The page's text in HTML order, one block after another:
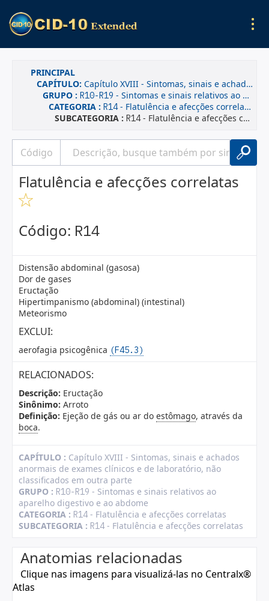
PRINCIPAL
CAPÍTULO: Capítulo XVIII - Sintomas, sinais e achados anormais de exames clínicos e de laboratório, não classificados em outra parte
GRUPO : R10-R19 - Sintomas e sinais relativos ao aparelho digestivo e ao abdome
CATEGORIA : R14- Flatulência e afecções correlatas
SUBCATEGORIA : R14- Flatulência e afecções correlatas
Flatulência e afecções correlatas
Código: R14
Distensão abdominal (gasosa)
Dor de gases
Eructação
Hipertimpanismo (abdominal) (intestinal)
Meteorismo
EXCLUI:
aerofagia psicogênica (F45.3)
RELACIONADOS:
Descrição: Eructação
Sinônimo: Arroto
Definição: Ejeção de gás ou ar do estômago, através da
boca.
CAPÍTULO : Capítulo XVIII - Sintomas, sinais e achados
anormais de exames clínicos e de laboratório, não
classificados em outra parte
GRUPO : R10-R19 - Sintomas e sinais relativos ao
aparelho digestivo e ao abdome
CATEGORIA : R14- Flatulência e afecções correlatas
SUBCATEGORIA : R14- Flatulência e afecções correlatas
Anatomias relacionadas
Clique nas imagens para visualizá-las no Centralx®
Atlas